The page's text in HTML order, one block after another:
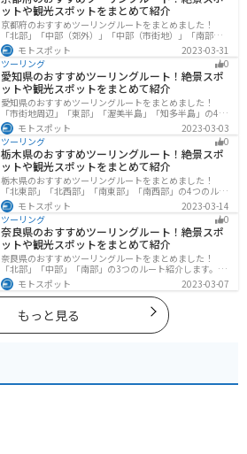
ットや観光スポットをまとめて紹介
京都府のおすすめツーリングルートをまとめました！
「北部」「中部（郊外）」「中部（市街地）」「南部」
の4つのルート紹介します。古い町並みや神社仏閣、自然
に囲まれた風光明媚なスポットが数多く存在し、様々な
楽しみ方ができます。バイクで京都府にツーリングに行
く際は参考にしてください。
モトスポット
2023-03-31
ツーリング
0
愛知県のおすすめツーリングルート！絶景スポ
ットや観光スポットをまとめて紹介
愛知県のおすすめツーリングルートをまとめました！
「市街地周辺」「東部」「渥美半島」「知多半島」の4つ
のルート紹介します。名古屋周辺の栄えたスポットから
山、海、美術館なども多数あり、自然・歴史・文化を満
喫するツーリングができます。バイクで愛知県にツーリ
ングに行く際は参考にしてください。
モトスポット
2023-03-03
ツーリング
0
栃木県のおすすめツーリングルート！絶景スポ
ットや観光スポットをまとめて紹介
栃木県のおすすめツーリングルートをまとめました！
「北東部」「北西部」「南東部」「南西部」の4つのルー
ト紹介します。日本を代表する神社や広大な山や滝、湖
などを歴史や自然を満喫するツーリングができます。バ
イクで栃木県にツーリングに行く際は参考にしてくださ
い。
モトスポット
2023-03-14
ツーリング
0
奈良県のおすすめツーリングルート！絶景スポ
ットや観光スポットをまとめて紹介
奈良県のおすすめツーリングルートをまとめました！
「北部」「中部」「南部」の3つのルート紹介します。歴
史のある神社寺院が多数あり、自然豊かや山々、グルメ
を満喫するツーリングができます。バイクで奈良県にツ
ーリングに行く際は参考にしてください。
モトスポット 2023-03-07
もっと見る